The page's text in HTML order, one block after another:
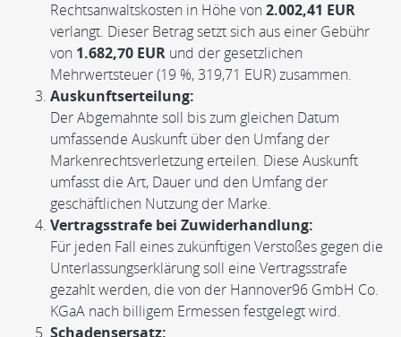
Rechtsanwaltskosten in Höhe von 2.002,41 EUR
verlangt. Dieser Betrag setzt sich aus einer Gebühr
von 1.682,70 EUR und der gesetzlichen
Mehrwertsteuer (19 %, 319,71 EUR) zusammen.
Auskunftserteilung:
Der Abgemahnte soll bis zum gleichen Datum
umfassende Auskunft über den Umfang der
Markenrechtsverletzung erteilen. Diese Auskunft
umfasst die Art, Dauer und den Umfang der
geschäftlichen Nutzung der Marke.
Vertragsstrafe bei Zuwiderhandlung:
Für jeden Fall eines zukünftigen Verstoßes gegen die
Unterlassungserklärung soll eine Vertragsstrafe
gezahlt werden, die von der Hannover96 GmbH Co.
KGaA nach billigem Ermessen festgelegt wird.
Schadensersatz: